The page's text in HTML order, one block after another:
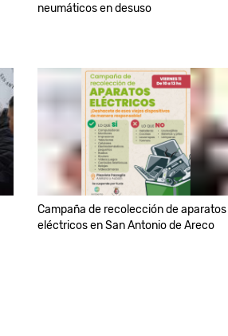
neumáticos en desuso
Campaña de recolección de aparatos
eléctricos en San Antonio de Areco